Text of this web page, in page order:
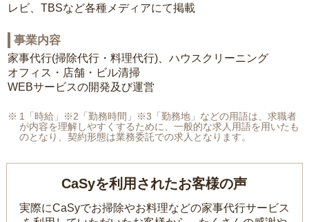
レビ、TBSなど各種メディアにて掲載
事業内容
家事代行(掃除代行・料理代行)、ハウスクリーニング
オフィス・店舗・ビル清掃
WEBサービスの開発及び運営
1「時給」※2「勤務時間」※3「勤務地」などの用語は、求職者
が内容を理解しやすくするために、一般的な求人用語を用いたも
のとなり、契約形態は業務委託での求人となります。
CaSyを利用されたお客様の声
実際にCaSyでお掃除やお料理などの家事代行サービス